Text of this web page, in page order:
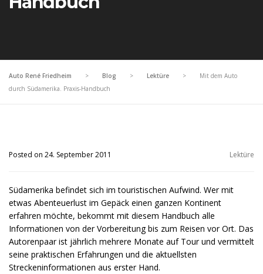
Auto René Friedheim > Blog > Lektüre >
Mit dem Auto
durch Südamerika. Praxis-Handbuch
Posted on 24. September 2011 Lektüre
Südamerika befindet sich im touristischen Aufwind. Wer mit
etwas Abenteuerlust im Gepäck einen ganzen Kontinent
erfahren möchte, bekommt mit diesem Handbuch alle
Informationen von der Vorbereitung bis zum Reisen vor Ort. Das
Autorenpaar ist jährlich mehrere Monate auf Tour und vermittelt
seine praktischen Erfahrungen und die aktuellsten
Streckeninformationen aus erster Hand.